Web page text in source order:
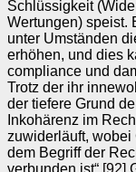
Schlüssigkeit
Wertungen) speist.
unter Umständen
erhöhen, und dies
compliance und
Trotz der ihr
der tiefere Grund
Inkohärenz im
zuwiderläuft, wobei
dem Begriff der
verbunden ist“.[92]